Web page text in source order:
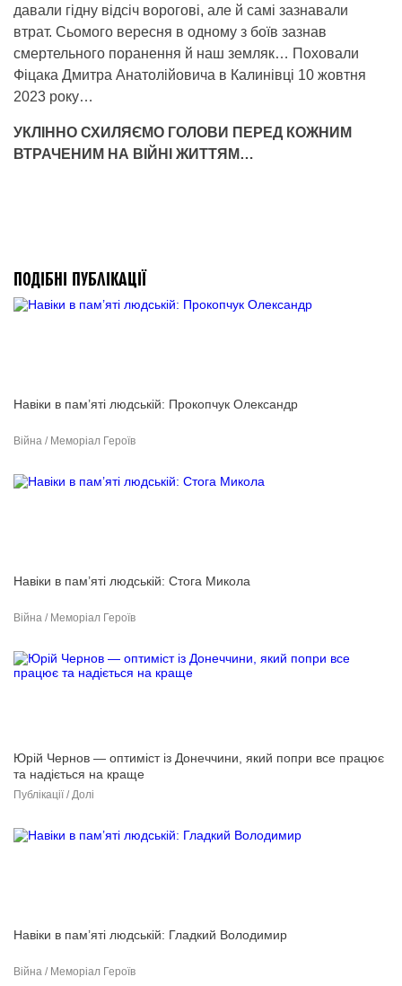
давали гідну відсіч ворогові, але й самі зазнавали
втрат. Сьомого вересня в одному з боїв зазнав
смертельного поранення й наш земляк… Поховали
Фіцака Дмитра Анатолійовича в Калинівці 10 жовтня
2023 року…
УКЛІННО СХИЛЯЄМО ГОЛОВИ ПЕРЕД КОЖНИМ
ВТРАЧЕНИМ НА ВІЙНІ ЖИТТЯМ…
ПОДІБНІ ПУБЛІКАЦІЇ
Навіки в пам’яті людській: Прокопчук Олександр
Війна / Меморіал Героїв
Навіки в пам’яті людській: Стога Микола
Війна / Меморіал Героїв
Юрій Чернов — оптиміст із Донеччини, який попри все працює
та надіється на краще
Публікації / Долі
Навіки в пам’яті людській: Гладкий Володимир
Війна / Меморіал Героїв